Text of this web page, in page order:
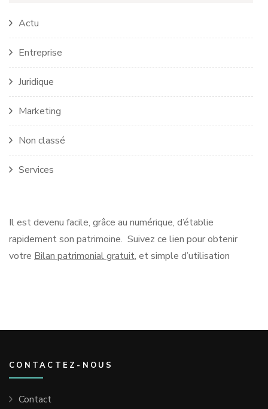
Actu
Entreprise
Juridique
Marketing
Non classé
Services
Il est devenu facile, grâce au numérique, d’établie
rapidement son patrimoine. Suivez ce lien pour obtenir
votre Bilan patrimonial gratuit, et simple d’utilisation
CONTACTEZ-NOUS
Contact